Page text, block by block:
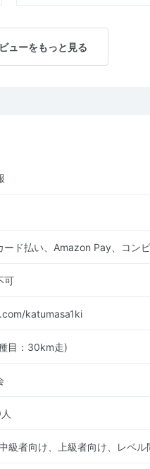
ューをもっと見る
ード払い、Amazon Pay、コン
可
katumasa1ki
目：30km走)
級者向け、上級者向け、レベル